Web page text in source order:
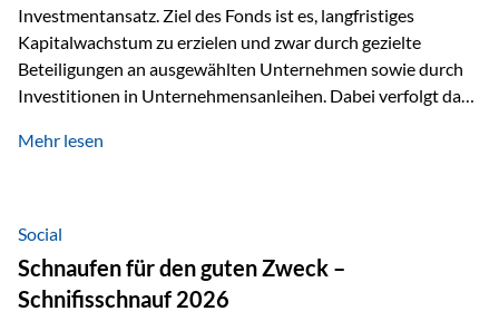
Investmentansatz. Ziel des Fonds ist es, langfristiges
Kapitalwachstum zu erzielen und zwar durch gezielte
Beteiligungen an ausgewählten Unternehmen sowie durch
Investitionen in Unternehmensanleihen. Dabei verfolgt das
Marktbewegungen stehen im Fokus, sondern die
innerhalb der Private Wealth Police der Vienna-Life steht
der Oculus Value Capital Fund für einen langfristig
orientierten Value-Investing-Ansatz mit Fokus auf
fundamentale Unternehmensanalyse und nachhaltige
Mehr lesen
Social
Schnaufen für den guten Zweck –
Schnifisschnauf 2026